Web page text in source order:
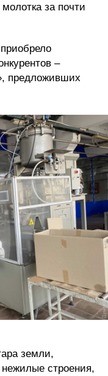
за почти
–
предложивших
земли,
строения,